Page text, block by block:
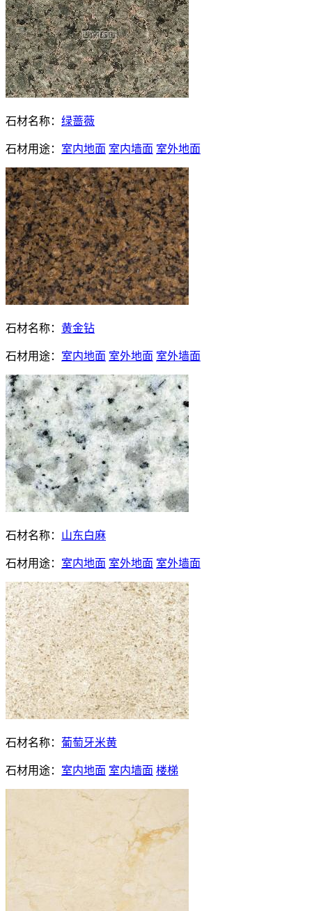
石材名称： 绿蔷薇
石材用途： 室内地面 室内墙面 室外地面
石材名称： 黄金钻
石材用途： 室内地面 室外地面 室外墙面
石材名称： 山东白麻
石材用途： 室内地面 室外地面 室外墙面
石材名称： 葡萄牙米黄
石材用途： 室内地面 室内墙面 楼梯